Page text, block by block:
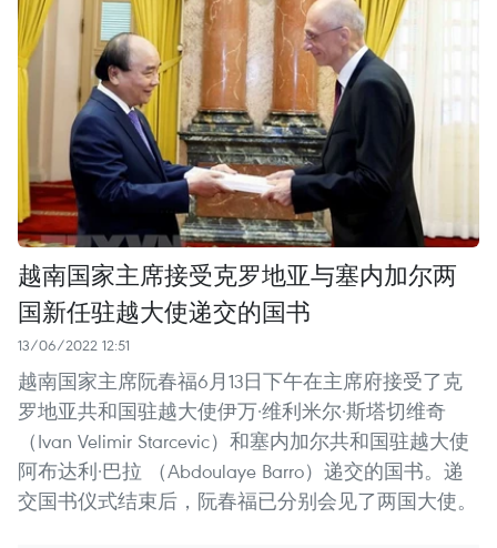
越南国家主席接受克罗地亚与塞内加尔两
国新任驻越大使递交的国书
13/06/2022 12:51
越南国家主席阮春福6月13日下午在主席府接受了克
罗地亚共和国驻越大使伊万·维利米尔·斯塔切维奇
（Ivan Velimir Starcevic）和塞内加尔共和国驻越大使
阿布达利·巴拉 （Abdoulaye Barro）递交的国书。递
交国书仪式结束后，阮春福已分别会见了两国大使。